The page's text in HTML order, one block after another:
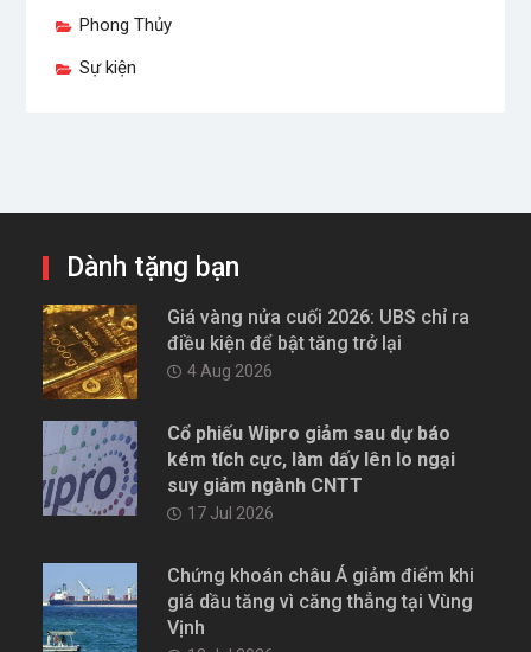
Phong Thủy
Sự kiện
Dành tặng bạn
Giá vàng nửa cuối 2026: UBS chỉ ra
điều kiện để bật tăng trở lại
4 Aug 2026
Cổ phiếu Wipro giảm sau dự báo
kém tích cực, làm dấy lên lo ngại
suy giảm ngành CNTT
17 Jul 2026
Chứng khoán châu Á giảm điểm khi
giá dầu tăng vì căng thẳng tại Vùng
Vịnh